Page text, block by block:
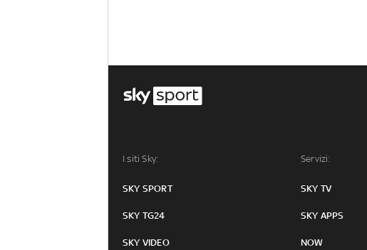
I siti Sky:
SKY SPORT
SKY TG24
SKY VIDEO
Servizi:
SKY TV
SKY APPS
NOW